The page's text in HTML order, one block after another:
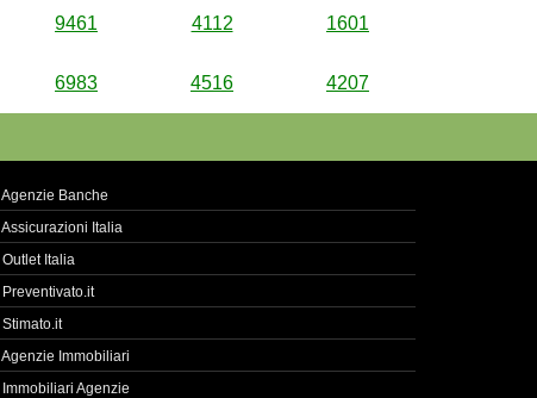
9461 4112 1601
6983 4516 4207
Agenzie Banche
Assicurazioni Italia
Outlet Italia
Preventivato.it
Stimato.it
Agenzie Immobiliari
Immobiliari Agenzie